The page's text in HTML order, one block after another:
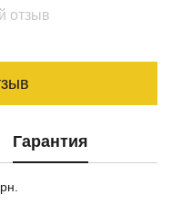
отзыв
Гарантия